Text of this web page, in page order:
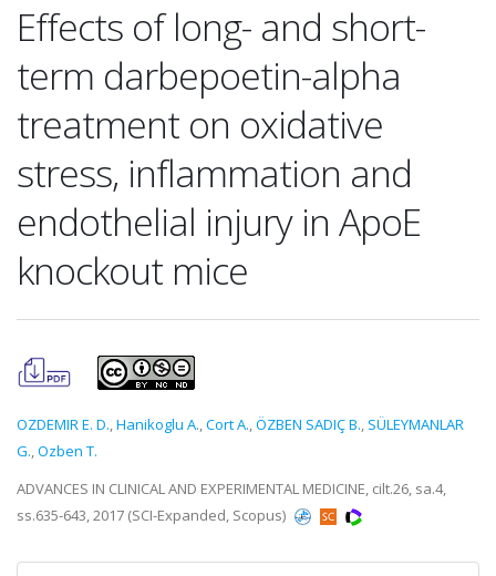
Effects of long- and short-
term darbepoetin-alpha
treatment on oxidative
stress, inflammation and
endothelial injury in ApoE
knockout mice
OZDEMIR E. D.,Hanikoglu A.,Cort A.,ÖZBEN SADIÇ B., SÜLEYMANLAR
G.,Ozben T.
ADVANCES IN CLINICAL AND EXPERIMENTAL MEDICINE, cilt.26, sa.4,
ss.635-643, 2017 (SCI-Expanded, Scopus)